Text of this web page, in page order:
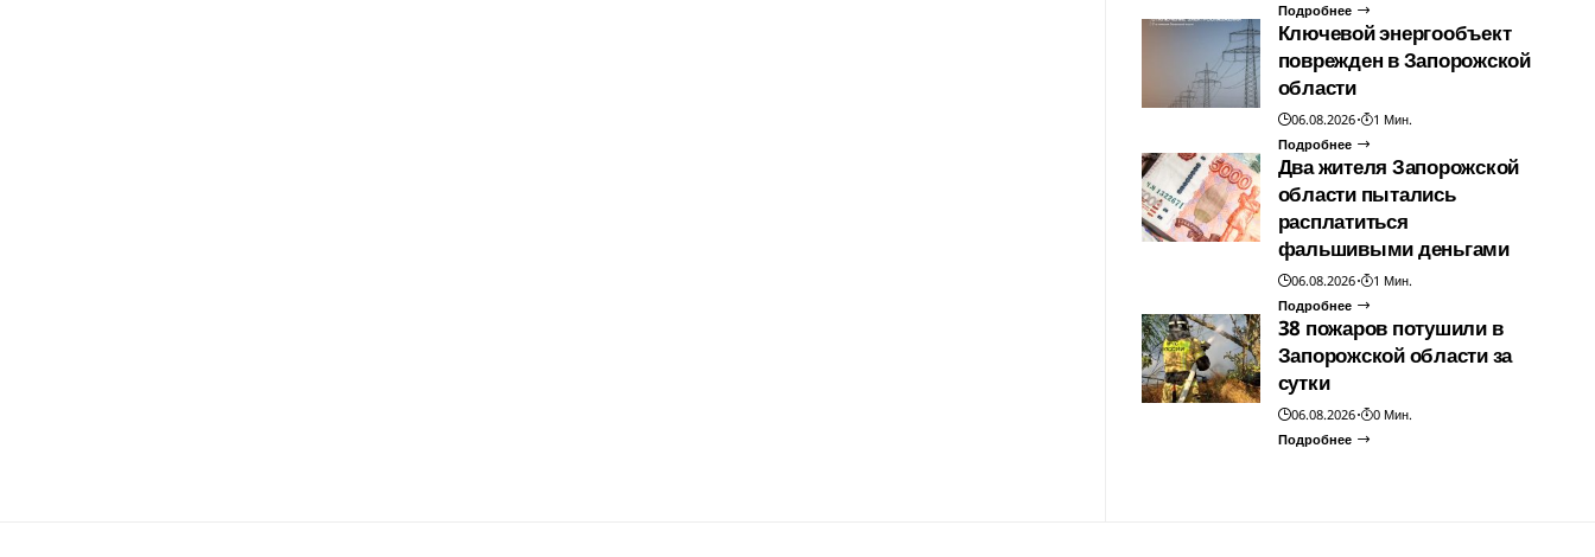
Подробнее
Ключевой энергообъект
поврежден в Запорожской
области
06.08.2026
1 Мин.
Подробнее
Два жителя Запорожской
области пытались
расплатиться
фальшивыми деньгами
06.08.2026
1 Мин.
Подробнее
38 пожаров потушили в
Запорожской области за
сутки
06.08.2026
0 Мин.
Подробнее